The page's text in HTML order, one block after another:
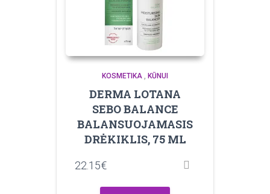
KOSMETIKA , KŪNUI
DERMA LOTANA
SEBO BALANCE
BALANSUOJAMASIS
DRĖKIKLIS, 75 ML
22.15€